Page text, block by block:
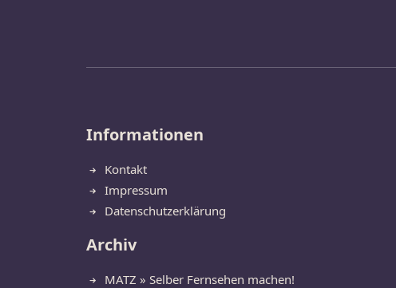
Informationen
Kontakt
Impressum
Datenschutzerklärung
Archiv
MATZ » Selber Fernsehen machen!